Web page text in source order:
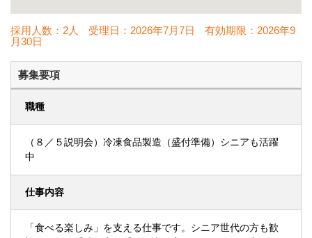
採用人数：2人 受理日： 2026年7月7日 有効期限： 2026年9
月30日
募集要項
職種
（８／５説明会）冷凍食品製造（盛付準備）シニアも活躍
中
仕事内容
「食べる楽しみ」を支える仕事です。シニア世代の方も歓